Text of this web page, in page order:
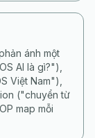
ánh một
AI là gì?"),
Việt Nam"),
("chuyển từ
map mỗi